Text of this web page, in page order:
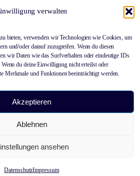
verwalten
bieten, verwenden wir Technologien wie Cookies, um
und/oder darauf zuzugreifen. Wenn du diesen
wir Daten wie das Surfverhalten oder eindeutige IDs
Wenn du deine Einwilligung nicht erteilst oder
Merkmale und Funktionen beeinträchtigt werden.
Akzeptieren
Ablehnen
ansehen
DatenschutzImpressum
& Kindergärten
& Neurofeedback. Alle
Studios Impressum